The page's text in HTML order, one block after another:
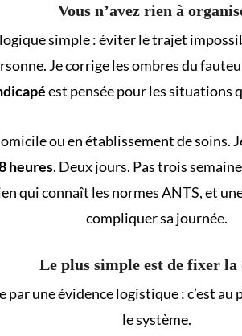
Vous n’avez rien à
simple : éviter le trajet
Je corrige les ombres du
est pensée pour les situations
ou en établissement de soins.
heures. Deux jours. Pas trois
qui connaît les normes ANTS, et
compliquer sa journée.
Le plus simple est de fixer la
par une évidence logistique : c’est
le système.